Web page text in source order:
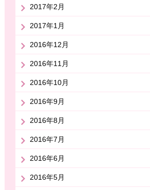
2017年2月
2017年1月
2016年12月
2016年11月
2016年10月
2016年9月
2016年8月
2016年7月
2016年6月
2016年5月